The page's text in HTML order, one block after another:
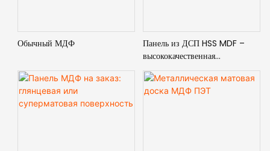
Обычный МДФ
Панель из ДСП HSS MDF –
высококачественная
инженерная древесина